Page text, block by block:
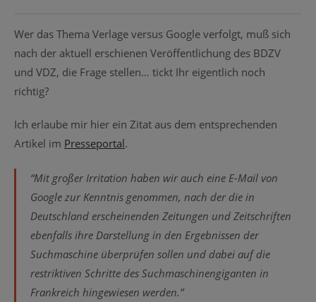
Wer das Thema Verlage versus Google verfolgt, muß sich
nach der aktuell erschienen Veröffentlichung des BDZV
und VDZ, die Frage stellen… tickt Ihr eigentlich noch
richtig?
Ich erlaube mir hier ein Zitat aus dem entsprechenden
Artikel im Presseportal.
“Mit großer Irritation haben wir auch eine E-Mail von
Google zur Kenntnis genommen, nach der die in
Deutschland erscheinenden Zeitungen und Zeitschriften
ebenfalls ihre Darstellung in den Ergebnissen der
Suchmaschine überprüfen sollen und dabei auf die
restriktiven Schritte des Suchmaschinengiganten in
Frankreich hingewiesen werden.”